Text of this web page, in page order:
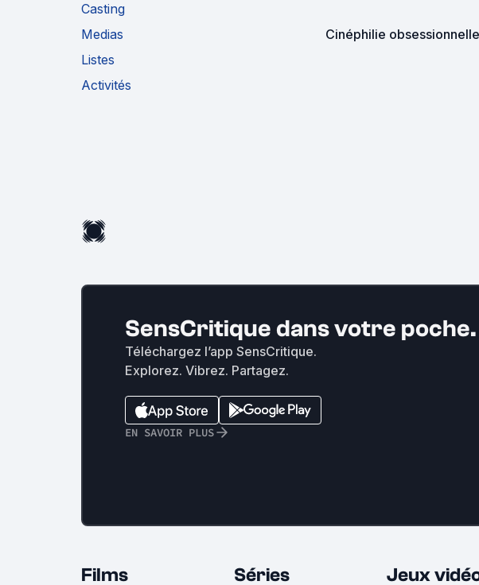
Casting
Medias
Listes
Activités
Cinéphilie
SensCritique dans votre poche.
Téléchargez l’app SensCritique.
Explorez. Vibrez. Partagez.
EN SAVOIR PLUS
Films Séries Jeux